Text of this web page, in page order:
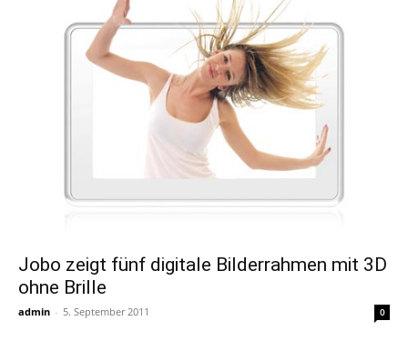
Jobo zeigt fünf digitale Bilderrahmen mit 3D
ohne Brille
admin - 5. September 2011 0